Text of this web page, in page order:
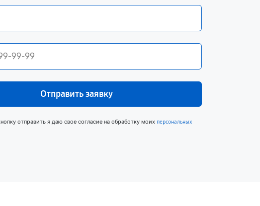
Отправить заявку
отправить я даю свое согласие на обработку моих персональных